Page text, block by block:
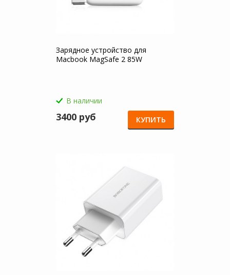
Зарядное устройство для
Macbook MagSafe 2 85W
В наличии
3400 руб КУПИТЬ